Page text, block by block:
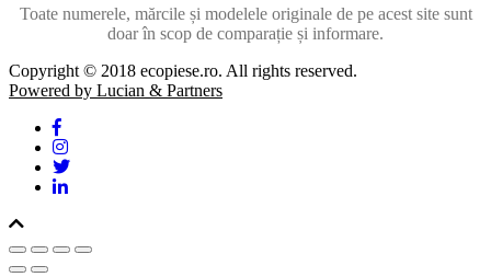
Toate numerele, mărcile și modelele originale de pe acest site sunt
doar în scop de comparație și informare.
Copyright © 2018 ecopiese.ro. All rights reserved.
Powered by Lucian & Partners